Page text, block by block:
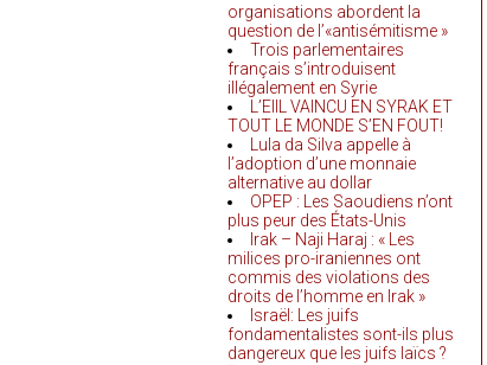
organisations abordent la
question de l’«antisémitisme »
Trois parlementaires
français s’introduisent
illégalement en Syrie
L’EIIL VAINCU EN SYRAK ET
TOUT LE MONDE S’EN FOUT!
Lula da Silva appelle à
l’adoption d’une monnaie
alternative au dollar
OPEP : Les Saoudiens n’ont
plus peur des États-Unis
Irak – Naji Haraj : « Les
milices pro-iraniennes ont
commis des violations des
droits de l’homme en Irak »
Israël: Les juifs
fondamentalistes sont-ils plus
dangereux que les juifs laïcs ?